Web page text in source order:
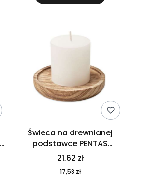
Świeca na drewnianej
podstawce PENTAS
MO6282-40
21,62 zł
17,58 zł